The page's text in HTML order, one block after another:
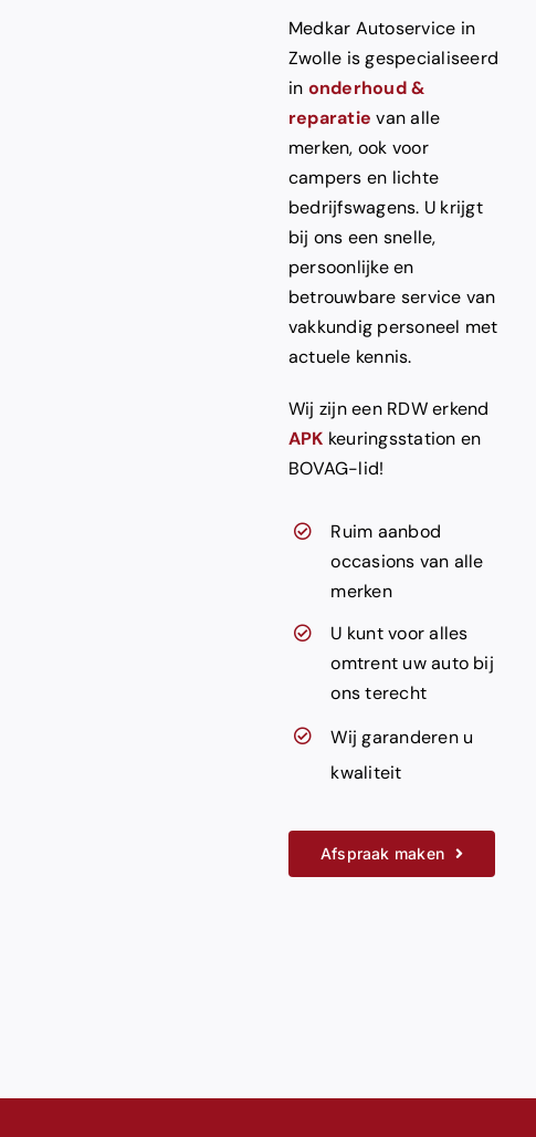
Medkar Autoservice in
Zwolle is gespecialiseerd
in onderhoud &
reparatie van alle
merken, ook voor
campers en lichte
bedrijfswagens. U krijgt
bij ons een snelle,
persoonlijke en
betrouwbare service van
vakkundig personeel met
actuele kennis.
Wij zijn een RDW erkend
APK keuringsstation en
BOVAG-lid!
Ruim aanbod
occasions van alle
merken
U kunt voor alles
omtrent uw auto bij
ons terecht
Wij garanderen u
kwaliteit
Afspraak maken